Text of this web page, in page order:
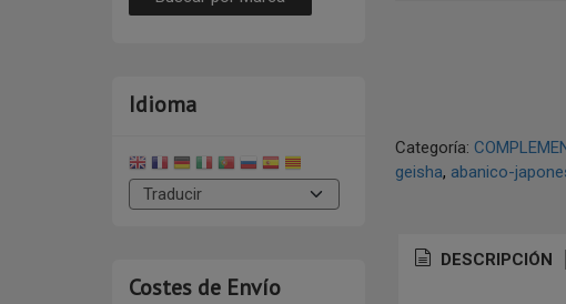
Idioma
Costes de Envío
Categoría:
geisha abanico-
DESCRIPCIÓN